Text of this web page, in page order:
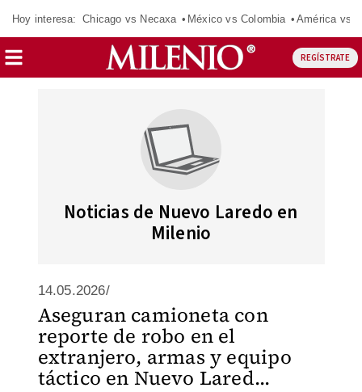
Hoy interesa: Chicago vs Necaxa México vs Colombia América vs
REGÍSTRATE
Noticias de Nuevo Laredo en
Milenio
14.05.2026/
Aseguran camioneta con
reporte de robo en el
extranjero, armas y equipo
táctico en Nuevo Lared...